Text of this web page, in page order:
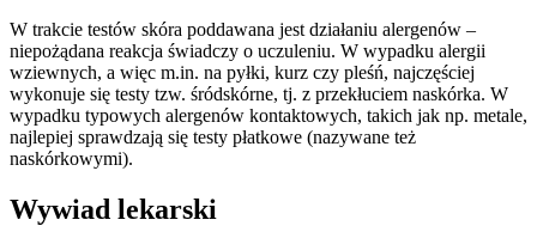
W trakcie testów skóra poddawana jest działaniu alergenów –
niepożądana reakcja świadczy o uczuleniu. W wypadku alergii
wziewnych, a więc m.in. na pyłki, kurz czy pleśń, najczęściej
wykonuje się testy tzw. śródskórne, tj. z przekłuciem naskórka. W
wypadku typowych alergenów kontaktowych, takich jak np. metale,
najlepiej sprawdzają się testy płatkowe (nazywane też
naskórkowymi).
Wywiad lekarski